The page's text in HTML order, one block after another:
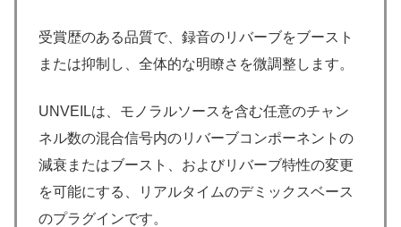
受賞歴のある品質で、録音のリバーブをブースト
または抑制し、全体的な明瞭さを微調整します。
UNVEILは、モノラルソースを含む任意のチャン
ネル数の混合信号内のリバーブコンポーネントの
減衰またはブースト、およびリバーブ特性の変更
を可能にする、リアルタイムのデミックスベース
のプラグインです。